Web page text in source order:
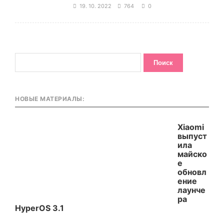
19. 10. 2022 764 0
НОВЫЕ МАТЕРИАЛЫ:
Xiaomi
выпуст
ила
майско
е
обновл
ение
лаунче
ра
HyperOS 3.1